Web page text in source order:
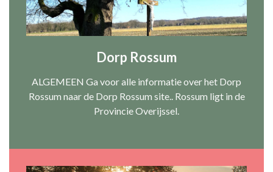
Dorp Rossum
ALGEMEEN Ga voor alle informatie over het Dorp
Rossum naar de Dorp Rossum site.. Rossum ligt in de
Provincie Overijssel.